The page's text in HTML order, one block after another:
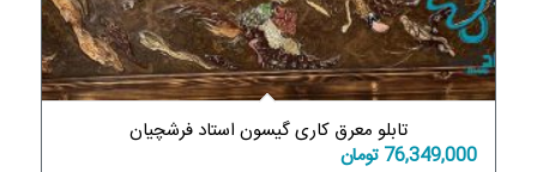
تابلو معرق کاری گیسون استاد فرشچیان
76,349,000 تومان